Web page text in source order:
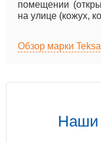
помещении
на улице (кожух,
Обзор марки
Наши